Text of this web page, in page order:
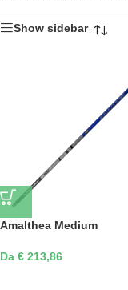
Show sidebar
Amalthea Medium
Da € 213,86